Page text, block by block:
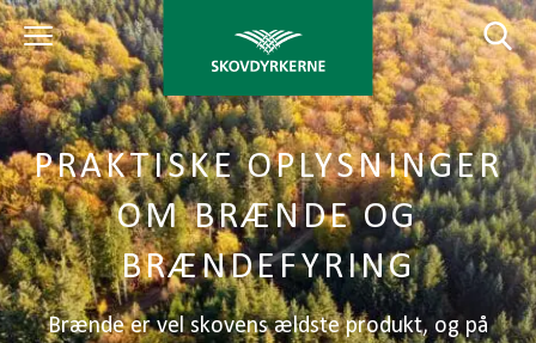
PRAKTISKE OPLYSNINGER
OM BRÆNDE OG
BRÆNDEFYRING
Brænde er vel skovens ældste produkt, og på